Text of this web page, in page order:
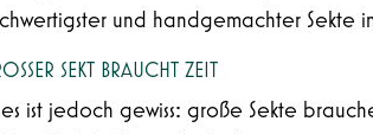
und handgemachter Sekte
SEKT BRAUCHT ZEIT
ist jedoch gewiss: große Sekte